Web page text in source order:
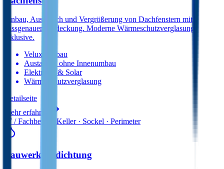
Einbau, Austausch und Vergrößerung von Dachfenstern mit
passgenauer Eindeckung. Moderne Wärmeschutzverglasung
inklusive.
Velux-Einbau
Austausch ohne Innenumbau
Elektrisch & Solar
Wärmeschutzverglasung
Detail­seite
Mehr erfahren
07 / Fachbereich Keller · Sockel · Perimeter
Bauwerksabdichtung